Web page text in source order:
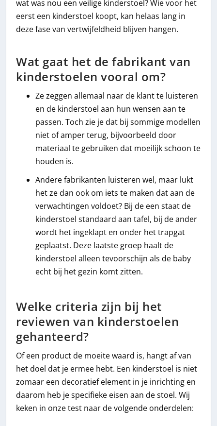
wat was nou een veilige kinderstoel? Wie voor het
eerst een kinderstoel koopt, kan helaas lang in
deze fase van vertwijfeldheid blijven hangen.
Wat gaat het de fabrikant van
kinderstoelen vooral om?
Ze zeggen allemaal naar de klant te luisteren
en de kinderstoel aan hun wensen aan te
passen. Toch zie je dat bij sommige modellen
niet of amper terug, bijvoorbeeld door
materiaal te gebruiken dat moeilijk schoon te
houden is.
Andere fabrikanten luisteren wel, maar lukt
het ze dan ook om iets te maken dat aan de
verwachtingen voldoet? Bij de een staat de
kinderstoel standaard aan tafel, bij de ander
wordt het ingeklapt en onder het trapgat
geplaatst. Deze laatste groep haalt de
kinderstoel alleen tevoorschijn als de baby
echt bij het gezin komt zitten.
Welke criteria zijn bij het
reviewen van kinderstoelen
gehanteerd?
Of een product de moeite waard is, hangt af van
het doel dat je ermee hebt. Een kinderstoel is niet
zomaar een decoratief element in je inrichting en
daarom heb je specifieke eisen aan de stoel. Wij
keken in onze test naar de volgende onderdelen: